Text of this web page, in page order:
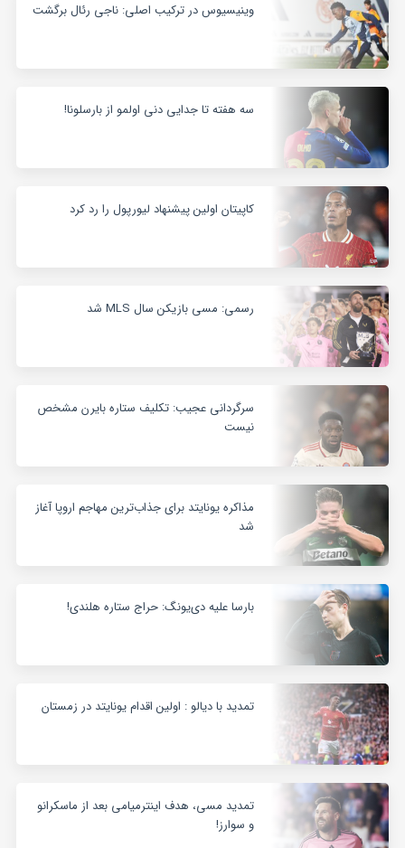
وینیسیوس در ترکیب اصلی: ناجی رئال برگشت
سه هفته تا جدایی دنی اولمو از بارسلونا!
کاپیتان اولین پیشنهاد لیورپول را رد کرد
رسمی: مسی بازیکن سال MLS شد
سرگردانی عجیب: تکلیف ستاره بایرن مشخص
نیست
مذاکره یونایتد برای جذاب‌ترین مهاجم اروپا آغاز
شد
بارسا علیه دی‌یونگ: حراج ستاره هلندی!
تمدید با دیالو : اولین اقدام یونایتد در زمستان
تمدید مسی، هدف اینترمیامی بعد از ماسکرانو
و سوارز!